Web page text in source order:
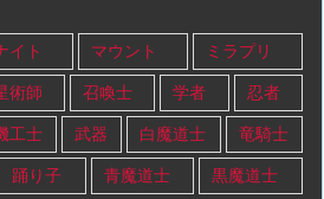
イト マウント ミラプリ
術師 召喚士 学者 忍者
工士 武器 白魔道士 竜騎士
踊り子 青魔道士 黒魔道士